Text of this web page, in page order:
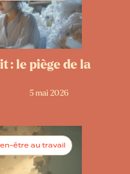
: le piège de la
5 mai 2026
être au travail